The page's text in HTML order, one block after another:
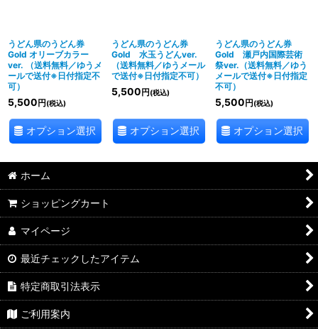
うどん県のうどん券
Gold オリーブカラー
ver. （送料無料／ゆうメ
ールで送付※日付指定不
可）
5,500 円 (税込)
オプション選択
うどん県のうどん券
Gold 水玉うどんver.
（送料無料／ゆうメール
で送付※日付指定不可）
5,500 円 (税込)
オプション選択
うどん県のうどん券
Gold 瀬戸内国際芸術
祭ver.（送料無料／ゆう
メールで送付※日付指定
不可）
5,500 円 (税込)
オプション選択
ホーム
ショッピングカート
マイページ
最近チェックしたアイテム
特定商取引法表示
ご利用案内